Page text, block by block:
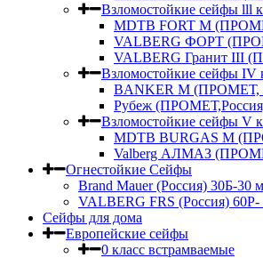
Взломостойкие сейфы lll
MDTB FORT M
VALBERG ФОРТ
VALBERG Гранит III
Взломостойкие сейфы IV
BANKER M (ПРОМЕТ,
Рубеж
Взломостойкие сейфы V
MDTB BURGAS M
Valberg АЛМАЗ
Огнестойкие Сейфы
Brand Mauer (Россия) 30Б-30
VALBERG FRS (Россия)
Сейфы для дома
Европейские сейфы
0 класс встрамваемые